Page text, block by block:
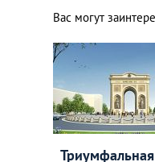
Вас могут